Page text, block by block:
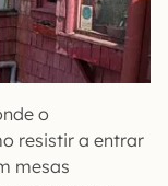
o
resistir a entrar
mesas